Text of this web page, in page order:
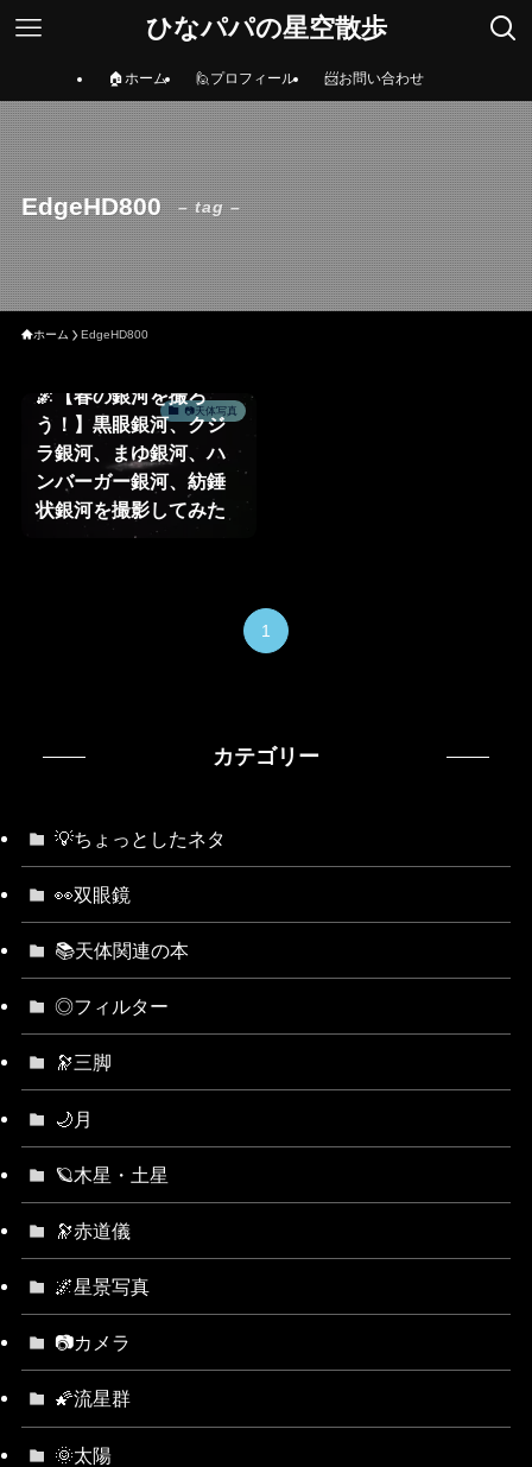
ひなパパの星空散歩
🏠ホーム 🙋プロフィール 📨お問い合わせ
EdgeHD800 – tag –
ホーム EdgeHD800
📷天体写真
🌌【春の銀河を撮ろ
う！】黒眼銀河、クジ
ラ銀河、まゆ銀河、ハ
ンバーガー銀河、紡錘
状銀河を撮影してみた
1
カテゴリー
💡ちょっとしたネタ
👀双眼鏡
📚天体関連の本
◎フィルター
🔭三脚
🌙月
🪐木星・土星
🔭赤道儀
🌌星景写真
📷カメラ
🌠流星群
🌞太陽